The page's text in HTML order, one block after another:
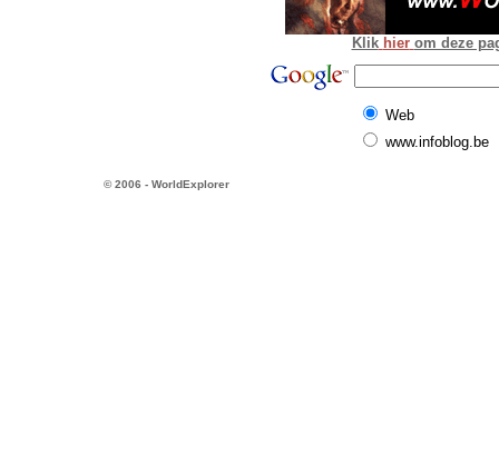
Klik hier om deze
Web
www.infoblog.be
© 2006 - WorldExplorer